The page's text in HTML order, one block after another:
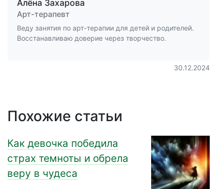
Алёна Захарова
Арт-терапевт
Веду занятия по арт-терапии для детей и родителей.
Восстанавливаю доверие через творчество.
30.12.2024
Похожие статьи
Как девочка победила
страх темноты и обрела
веру в чудеса